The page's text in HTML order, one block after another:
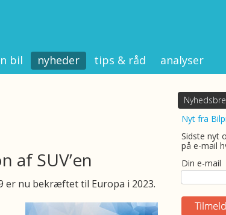
bil nyheder tips & råd analyser
af SUV’en
er nu bekræftet til Europa i 2023.
Nyt fra
Sidste nyt
på e-mail
Din e-mail